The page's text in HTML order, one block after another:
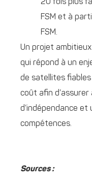
20 fois plus
FSM et à
FSM.
Un projet
qui répond à un
de satellites
coût afin d’assurer
d’indépendance et
compétences.
Sources :